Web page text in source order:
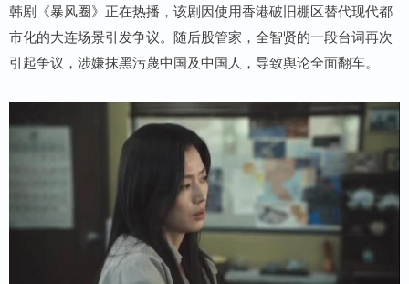
韩剧《暴风圈》正在热播，该剧因使用香港破旧棚区替代现代都
市化的大连场景引发争议。随后股管家，全智贤的一段台词再次
引起争议，涉嫌抹黑污蔑中国及中国人，导致舆论全面翻车。